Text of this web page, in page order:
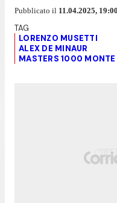
Pubblicato il 11.04.2025, 19:00
LORENZO MUSETTI
ALEX DE MINAUR
MASTERS 1000 MONTE